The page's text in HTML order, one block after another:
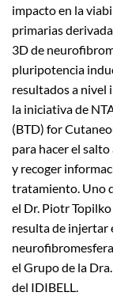
impacto en la
primarias
3D de
pluripotencia
resultados a nivel
la iniciativa de
(BTD) for
para hacer el
y recoger
tratamiento. Uno
el Dr. Piotr
resulta de injertar
el Grupo de la
del IDIBELL.